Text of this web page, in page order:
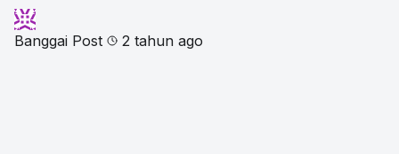
Banggai Post 2 tahun ago